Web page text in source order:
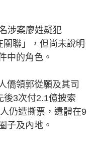
涉案廖姓疑犯
關聯」，但尚未說明
中的角色。
僑領郭從願及其司
後3次付2.1億披索
仍遭撕票，遺體在9
子及內地。